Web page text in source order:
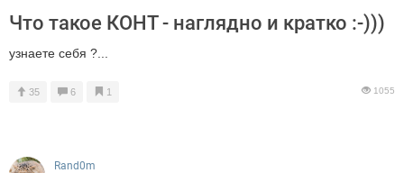
Что такое КОНТ - наглядно и кратко :-)))
узнаете себя ?...
35 6 1 1055
Rand0m